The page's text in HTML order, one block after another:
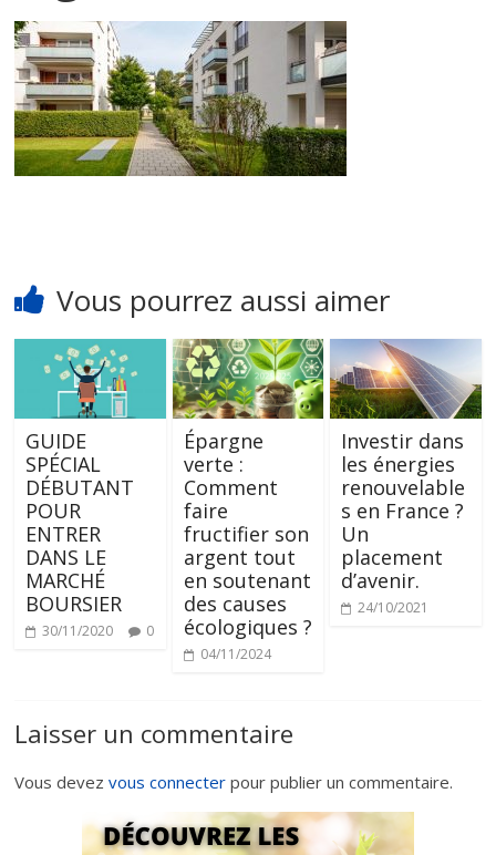
Vous pourrez aussi aimer
GUIDE
SPÉCIAL
DÉBUTANT
POUR
ENTRER
DANS LE
MARCHÉ
BOURSIER
30/11/2020 0
Épargne
verte :
Comment
faire
fructifier son
argent tout
en soutenant
des causes
écologiques ?
04/11/2024
Investir dans
les énergies
renouvelable
s en France ?
Un
placement
d’avenir.
24/10/2021
Laisser un commentaire
Vous devezvous connecter pour publier un commentaire.